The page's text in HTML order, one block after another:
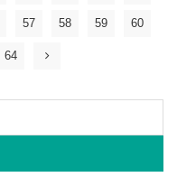
57 58 59 60
64